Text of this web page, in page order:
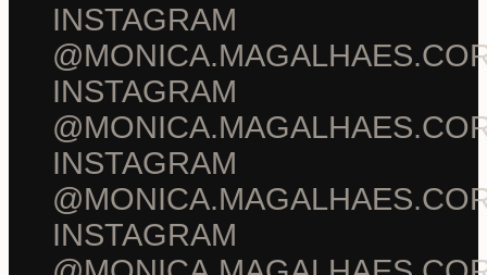
INSTAGRAM
INSTAGRAM
INSTAGRAM
INSTAGRAM